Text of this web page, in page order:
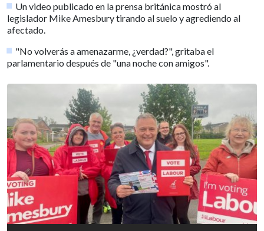
Un video publicado en la prensa británica mostró al
legislador Mike Amesbury tirando al suelo y agrediendo al
afectado.
"No volverás a amenazarme, ¿verdad?", gritaba el
parlamentario después de "una noche con amigos".